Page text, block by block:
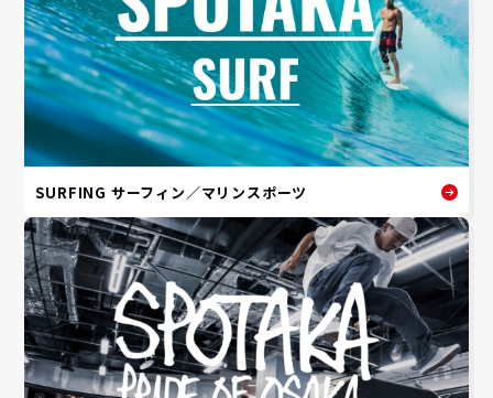
SURFING サーフィン／マリンスポーツ